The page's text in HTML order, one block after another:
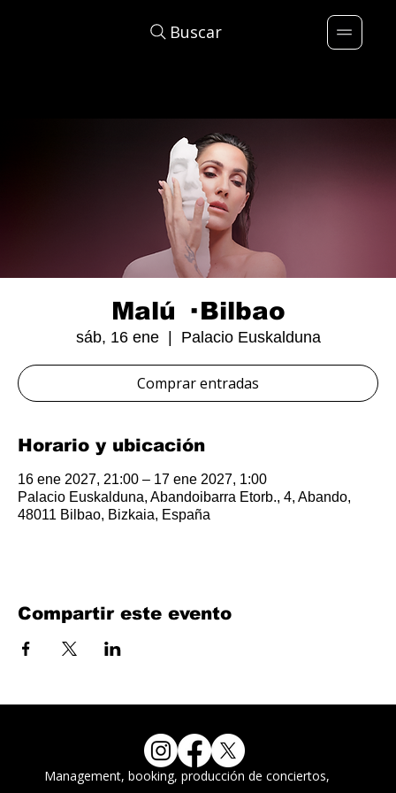
Buscar
Malú · Bilbao
sáb, 16 ene
  |
Palacio Euskalduna
Comprar entradas
Horario y ubicación
16 ene 2027, 21:00 – 17 ene 2027, 1:00
Palacio Euskalduna, Abandoibarra Etorb., 4, Abando,
48011 Bilbao, Bizkaia, España
Compartir este evento
Management, booking, producción de conciertos,